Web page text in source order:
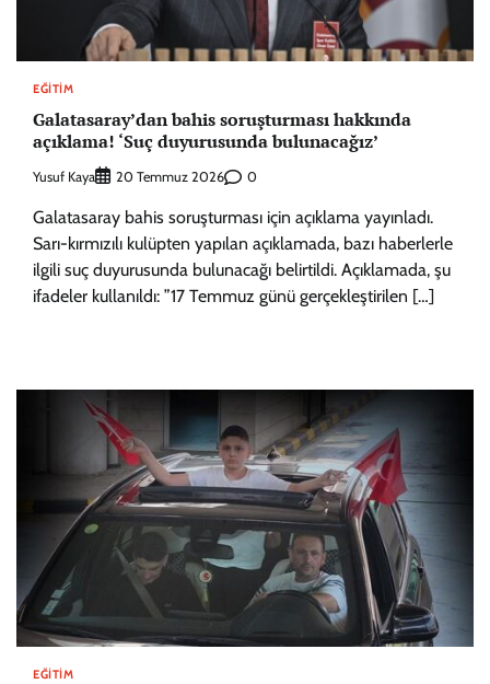
EĞITIM
Galatasaray’dan bahis soruşturması hakkında
açıklama! ‘Suç duyurusunda bulunacağız’
Yusuf Kaya 20 Temmuz 2026 0
Galatasaray bahis soruşturması için açıklama yayınladı.
Sarı-kırmızılı kulüpten yapılan açıklamada, bazı haberlerle
ilgili suç duyurusunda bulunacağı belirtildi. Açıklamada, şu
ifadeler kullanıldı: ”17 Temmuz günü gerçekleştirilen […]
EĞITIM